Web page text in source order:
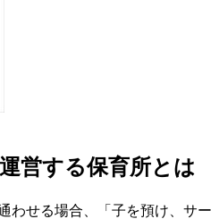
営する保育所とは
わせる場合、「子を預け、サー